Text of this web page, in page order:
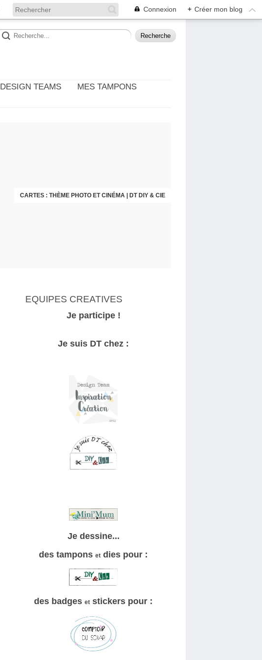
Connexion + Créer mon blog
DESIGN TEAMS
MES TAMPONS
CARTES : THÈME PHOTO ET CINÉMA | DT DIY & CIE
FLEUR DES CHAMPS | PAGE
EQUIPES CREATIVES
Je participe !
Je suis DT chez :
Je dessine...
des tampons et dies pour :
des badges et stickers pour :